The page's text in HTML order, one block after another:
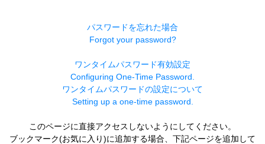
パスワードを忘れた場合
Forgot your password?
ワンタイムパスワード有効設定
Configuring One-Time Password.
ワンタイムパスワードの設定について
Setting up a one-time password.
このページに直接アクセスしないようにしてください。
ブックマーク(お気に入り)に追加する場合、下記ページを追加して